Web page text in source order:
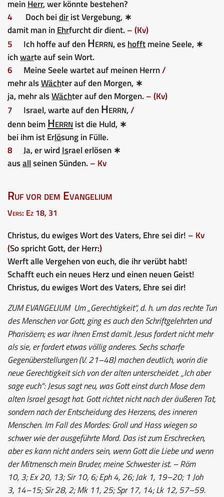
meinHerr, wer könnte bestehen?
4
Doch beidirist Vergebung, ∗
damit man inEhrfurcht dir dient. – (Kv)
5
Ich hoffe auf denHerrn, eshofftmeine Seele, ∗
ichwarte auf sein Wort.
6
Meine Seele wartet auf meinen Herrn/
mehr alsWächter auf den Morgen, ∗
ja, mehr alsWächter auf den Morgen. – (Kv)
7
Israel, warte auf denHerrn,/
denn beimHerrnist die Huld, ∗
bei ihm ist Erlösung in Fülle.
8
Ja, er wird Israel erlösen ∗
ausallseinen Sünden. – Kv
Ruf vor dem Evangelium
Vers: Ez 18, 31
Christus, du ewiges Wort des Vaters, Ehre sei dir! – Kv
(So spricht Gott, der Herr:)
Werft alle Vergehen von euch, die ihr verübt habt!
Schafft euch ein neues Herz und einen neuen Geist!
Christus, du ewiges Wort des Vaters, Ehre sei dir!
ZUM EVANGELIUMUm „Gerechtigkeit“, d. h. um das rechte Tun
des Menschen vor Gott, ging es auch den Schriftgelehrten und
Pharisäern; es war ihnen Ernst damit. Jesus fordert nicht mehr
als sie, er fordert etwas völlig anderes. Sechs scharfe
Gegenüberstellungen (V. 21–48) machen deutlich, worin die
neue Gerechtigkeit sich von der alten unterscheidet. „Ich aber
sage euch“: Jesus sagt neu, was Gott einst durch Mose dem
alten Israel gesagt hat. Gott richtet nicht nach der äußeren Tat,
sondern nach der Entscheidung des Herzens, des inneren
Menschen. Im Fall des Mordes: Groll und Hass wiegen so
schwer wie der ausgeführte Mord. Das ist zum Erschrecken,
aber es kann nicht anders sein, wenn Gott die Liebe und wenn
der Mitmensch mein Bruder, meine Schwester ist. – Röm
10, 3; Ex 20, 13; Sir 10, 6; Eph 4, 26; Jak 1, 19–20; 1 Joh
3, 14–15; Sir 28, 2; Mk 11, 25; Spr 17, 14; Lk 12, 57–59.